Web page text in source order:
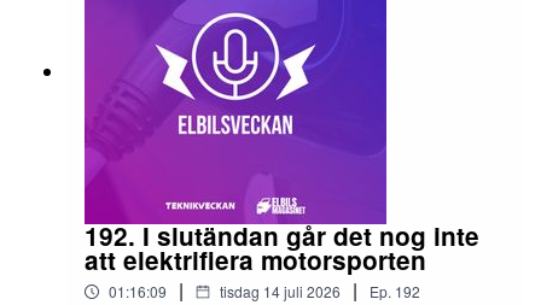
192. I slutändan går det nog inte
att elektrifiera motorsporten
01:16:09 | tisdag 14 juli 2026 | Ep. 192